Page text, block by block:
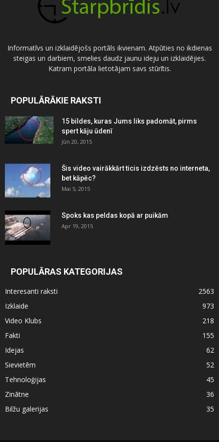
Informatīvs un izklaidējošs portāls ikvienam. Atpūties no ikdienas
steigas un darbiem, smelies daudz jaunu ideju un izklaidējies.
Katram portāla lietotājam savs stūrītis.
POPULĀRĀKIE RAKSTI
15 bildes, kuras Jums liks padomāt, pirms
spert kāju ūdenī
Jūn 20, 2015
Šis video vairākkārt ticis izdzēsts no interneta,
bet kāpēc?
Mai 5, 2015
Spoks kas peldas kopā ar puikām
Apr 19, 2015
POPULĀRAS KATEGORIJAS
Interesanti raksti
2563
Izklaide
973
Video Klubs
218
Fakti
155
Idejas
62
Sievietēm
52
Tehnoloģijas
45
Zinātne
36
Bilžu galerijas
35